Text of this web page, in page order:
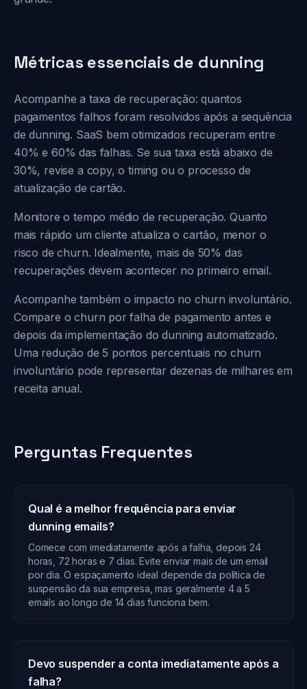
Métricas essenciais de dunning
Acompanhe a taxa de recuperação: quantos
pagamentos falhos foram resolvidos após a sequência
de dunning. SaaS bem otimizados recuperam entre
40% e 60% das falhas. Se sua taxa está abaixo de
30%, revise a copy, o timing ou o processo de
atualização de cartão.
Monitore o tempo médio de recuperação. Quanto
mais rápido um cliente atualiza o cartão, menor o
risco de churn. Idealmente, mais de 50% das
recuperações devem acontecer no primeiro email.
Acompanhe também o impacto no churn involuntário.
Compare o churn por falha de pagamento antes e
depois da implementação do dunning automatizado.
Uma redução de 5 pontos percentuais no churn
involuntário pode representar dezenas de milhares em
receita anual.
Perguntas Frequentes
Qual é a melhor frequência para enviar
dunning emails?
Comece com imediatamente após a falha, depois 24
horas, 72 horas e 7 dias. Evite enviar mais de um email
por dia. O espaçamento ideal depende da política de
suspensão da sua empresa, mas geralmente 4 a 5
emails ao longo de 14 dias funciona bem.
Devo suspender a conta imediatamente após a
falha?